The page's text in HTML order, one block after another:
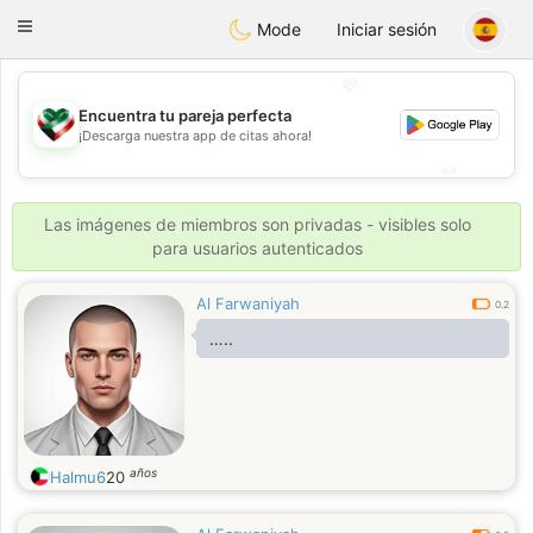
KuwaitChat
Toggle
Mode Iniciar sesión
💕
Encuentra tu pareja perfecta
¡Descarga nuestra app de citas ahora!
Las imágenes de miembros son privadas - visibles solo
para usuarios autenticados
Al Farwaniyah 0.2
…..
Halmu620 años